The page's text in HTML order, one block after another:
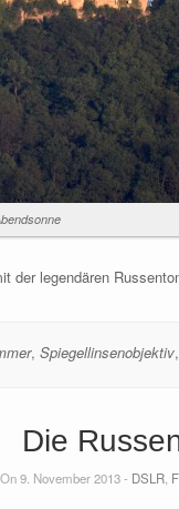
der legendären
, Spiegellinsenobjektiv,
Die
On 9. November 2013 - DSLR,